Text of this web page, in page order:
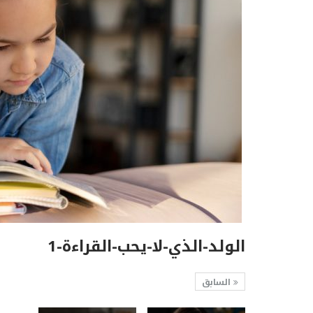
الولد-الذي-لا-يحب-القراءة-1
السابق